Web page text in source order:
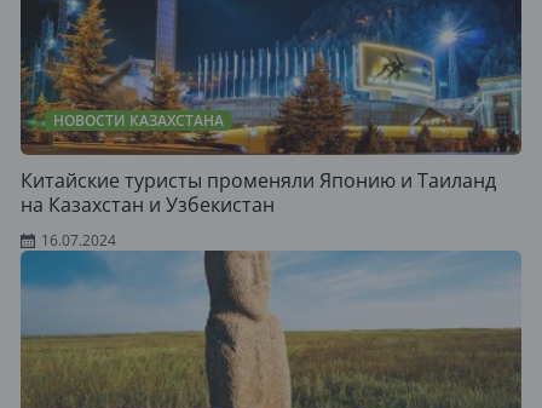
НОВОСТИ КАЗАХСТАНА
Китайские туристы променяли Японию и Таиланд
на Казахстан и Узбекистан
16.07.2024